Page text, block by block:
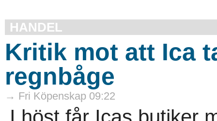
HANDEL
Kritik mot att Ica
regnbåge
→ Fri Köpenskap 09:22